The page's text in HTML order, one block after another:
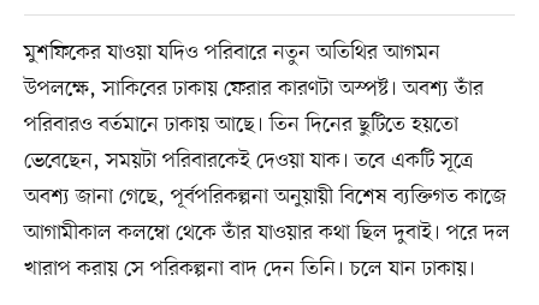
মুশফিকের যাওয়া যদিও পরিবারে নতুন অতিথির আগমন
উপলক্ষে, সাকিবের ঢাকায় ফেরার কারণটা অস্পষ্ট। অবশ্য তাঁর
পরিবারও বর্তমানে ঢাকায় আছে। তিন দিনের ছুটিতে হয়তো
ভেবেছেন, সময়টা পরিবারকেই দেওয়া যাক। তবে একটি সূত্রে
অবশ্য জানা গেছে, পূর্বপরিকল্পনা অনুয়ায়ী বিশেষ ব্যক্তিগত কাজে
আগামীকাল কলম্বো থেকে তাঁর যাওয়ার কথা ছিল দুবাই। পরে দল
খারাপ করায় সে পরিকল্পনা বাদ দেন তিনি। চলে যান ঢাকায়।